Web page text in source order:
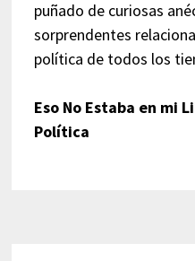
puñado de curiosas
sorprendentes
política de todos los
Eso No Estaba en mi
Política